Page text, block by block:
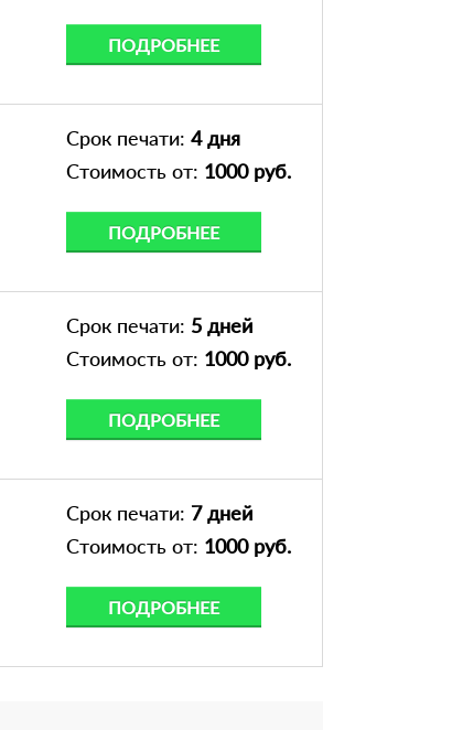
ПОДРОБНЕЕ
Срок печати: 4 дня
Стоимость от: 1000 руб.
ПОДРОБНЕЕ
Срок печати: 5 дней
Стоимость от: 1000 руб.
ПОДРОБНЕЕ
Срок печати: 7 дней
Стоимость от: 1000 руб.
ПОДРОБНЕЕ